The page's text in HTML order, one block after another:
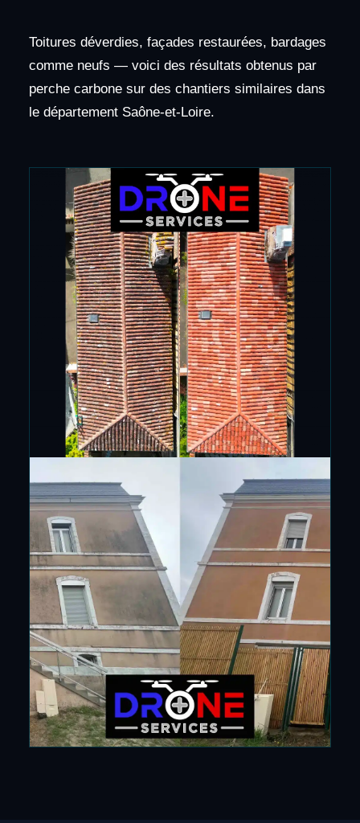
Toitures déverdies, façades restaurées, bardages
comme neufs — voici des résultats obtenus par
perche carbone sur des chantiers similaires dans
le département Saône-et-Loire.